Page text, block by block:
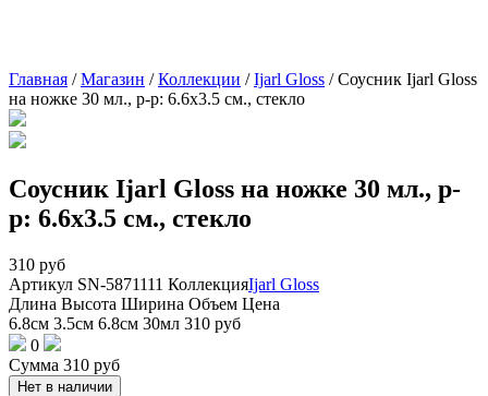
Главная /Магазин /Коллекции /Ijarl Gloss /Соусник Ijarl Gloss
на ножке 30 мл., р-р: 6.6х3.5 см., стекло
Соусник Ijarl Gloss на ножке 30 мл., р-
р: 6.6х3.5 см., стекло
310 руб
Артикул SN-5871111 КоллекцияIjarl Gloss
Длина Высота Ширина Объем Цена
6.8см 3.5см 6.8см 30мл 310 руб
0
Сумма 310 руб
Нет в наличии